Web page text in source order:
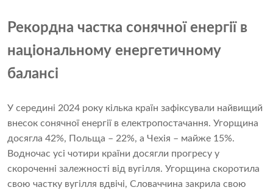
Рекордна частка сонячної енергії в
національному енергетичному
балансі
У середині 2024 року кілька країн зафіксували найвищий
внесок сонячної енергії в електропостачання. Угорщина
досягла 42%, Польща – 22%, а Чехія – майже 15%.
Водночас усі чотири країни досягли прогресу у
скороченні залежності від вугілля. Угорщина скоротила
свою частку вугілля вдвічі, Словаччина закрила свою